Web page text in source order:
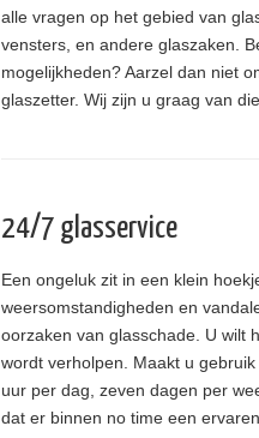
alle vragen op het gebied van
vensters, en andere glaszaken.
mogelijkheden? Aarzel dan niet
glaszetter. Wij zijn u graag van
24/7 glasservice
Een ongeluk zit in een klein
weersomstandigheden en
oorzaken van glasschade. U wilt
wordt verholpen. Maakt u
uur per dag, zeven dagen per
dat er binnen no time een